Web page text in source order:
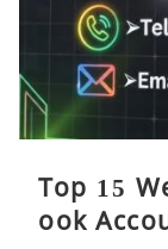
Top 15
ook